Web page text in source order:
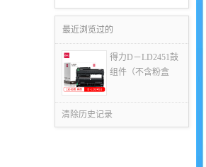
最近浏览过的
得力D－LD2451鼓
组件（不含粉盒
清除历史记录